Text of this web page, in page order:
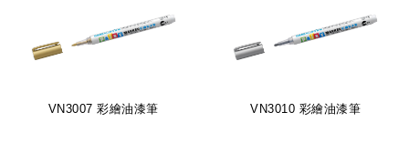
VN3007 彩繪油漆筆 VN3010 彩繪油漆筆